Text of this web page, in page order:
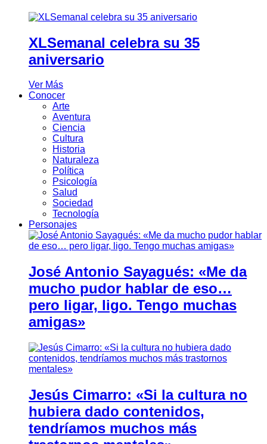
XLSemanal celebra su 35
aniversario
Ver Más
Conocer
Arte
Aventura
Ciencia
Cultura
Historia
Naturaleza
Política
Psicología
Salud
Sociedad
Tecnología
Personajes
José Antonio Sayagués: «Me da
mucho pudor hablar de eso…
pero ligar, ligo. Tengo muchas
amigas»
Jesús Cimarro: «Si la cultura no
hubiera dado contenidos,
tendríamos muchos más